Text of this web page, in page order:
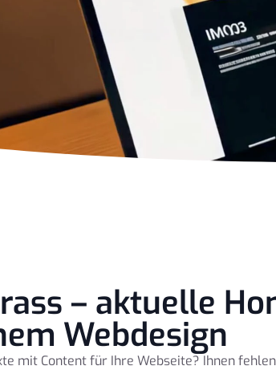
– aktuelle
Webdesign
mit Content für Ihre Webseite? Ihnen